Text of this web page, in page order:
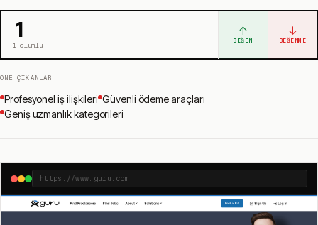
1
1olumlu
↑
BEĞEN
↓
BEĞENME
ÖNE ÇIKANLAR
Profesyonel iş ilişkileri Güvenli ödeme araçları
Geniş uzmanlık kategorileri
https://www.guru.com